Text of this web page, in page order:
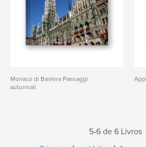
Monaco di Baviera Paesaggi
autunnali
5-6 de 6 Livros